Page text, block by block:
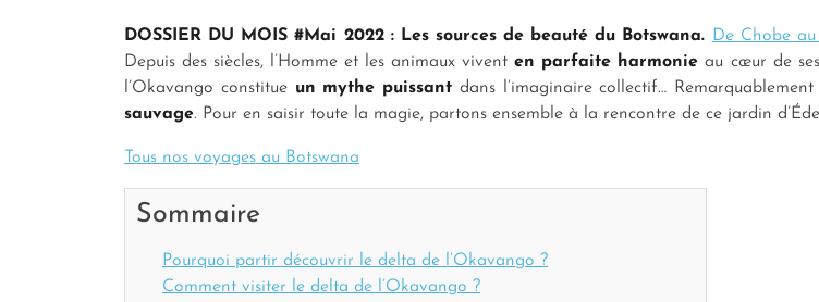
DOSSIER DU MOIS #Mai 2022 : Les sources de beauté du Botswana. De Chobe
Depuis des siècles, l’Homme et les animaux viventen parfaite harmonie au cœur de
l’Okavango constitue un mythe puissant dans l’imaginaire collectif…
sauvage. Pour en saisir toute la magie, partons ensemble à la rencontre de ce jardin
Tous nos voyages au Botswana
Sommaire
Pourquoi partir découvrir le delta de l’Okavango ?
Comment visiter le delta de l’Okavango ?